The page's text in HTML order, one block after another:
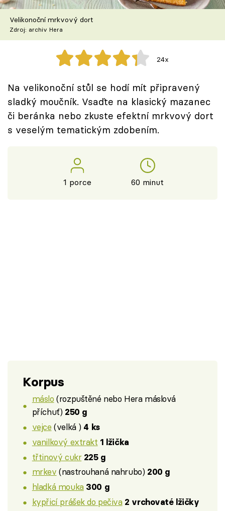
Škola vaření
Recepty z TV
Speciál: Cuketa
Těhotnej kuchař
Sledujte prima+
Velikonoční mrkvový dort
Zdroj: archiv Hera
24x
Na velikonoční stůl se hodí mít připravený
sladký moučník. Vsaďte na klasický mazanec
či beránka nebo zkuste efektní mrkvový dort
s veselým tematickým zdobením.
1 porce 60 minut
Korpus
máslo (rozpuštěné nebo Hera máslová
příchuť) 250 g
vejce (velká ) 4 ks
vanilkový extrakt 1 lžička
třtinový cukr 225 g
mrkev (nastrouhaná nahrubo) 200 g
hladká mouka 300 g
kypřicí prášek do pečiva 2 vrchovaté lžičky